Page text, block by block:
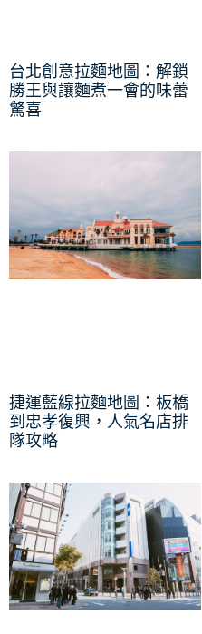
台北創意拉麵地圖：解鎖
勝王與讓麵煮一會的味蕾
驚喜
捷運藍線拉麵地圖：板橋
到忠孝復興，人氣名店排
隊攻略